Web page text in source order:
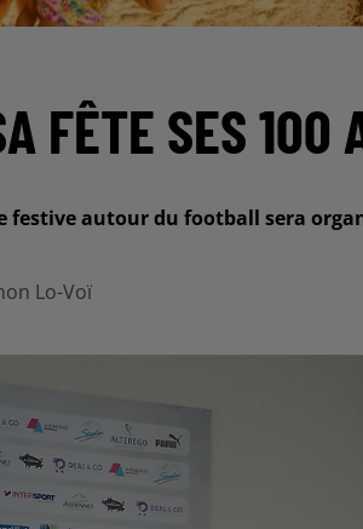
FÊTE SES 100
autour du football sera
Lo-Voï